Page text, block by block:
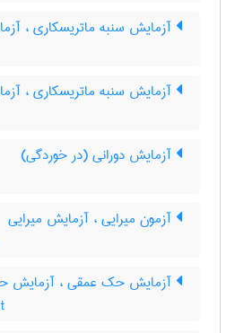
آزمایش سنبه ماتریسکاری ،
آزمایش سنبه ماتریسکاری ،
آزمایش دورانی (در خوردگی)
آزمون میرایی ، آزمایش میرایی
آزمایش حک عمقی ، آزمایش